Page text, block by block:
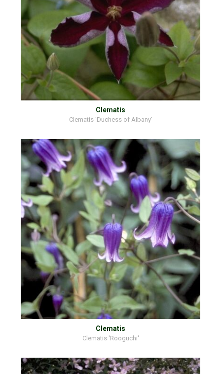
Clematis
Clematis 'Duchess of Albany'
Clematis
Clematis 'Rooguchi'